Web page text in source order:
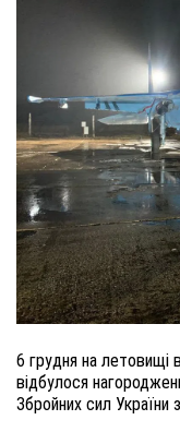
6 грудня на
відбулося
Збройних сил України